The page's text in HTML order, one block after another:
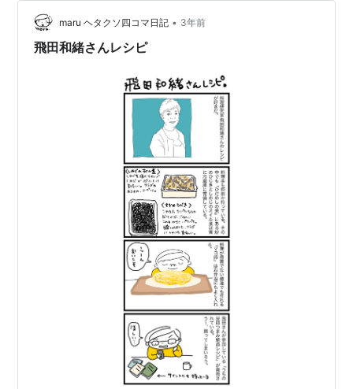
maru ヘタクソ四コマ日記 • 3年前
飛田和緒さんレシピ